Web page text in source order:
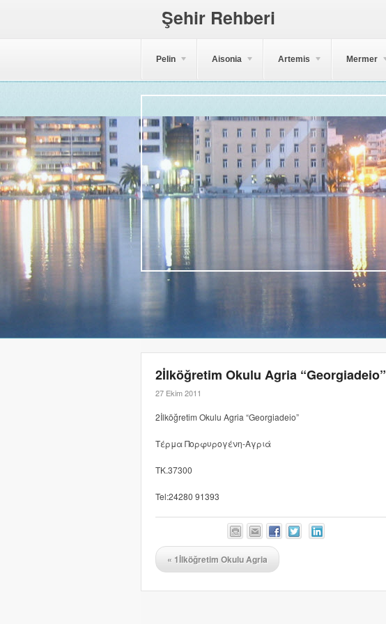
Şehir Rehberi
Pelin Aisonia Artemis Mermer
2İlköğretim Okulu Agria “Georgiadeio”
27 Ekim 2011
2İlköğretim Okulu Agria “Georgiadeio”
Τέρμα Πορφυρογένη-Αγριά
TK.37300
Tel:24280 91393
« 1İlköğretim Okulu Agria